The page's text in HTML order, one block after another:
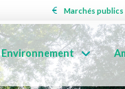
Marchés publics
Environnement